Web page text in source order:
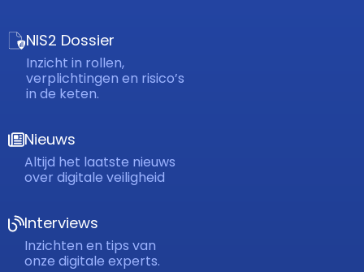
NIS2 Dossier
Inzicht in rollen,
verplichtingen en risico’s
in de keten.
Nieuws
Altijd het laatste nieuws
over digitale veiligheid
Interviews
Inzichten en tips van
onze digitale experts.